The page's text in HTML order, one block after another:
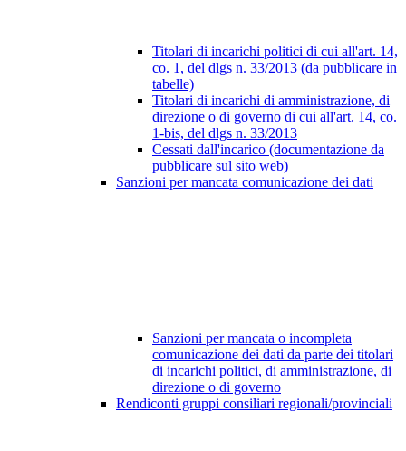
Titolari di incarichi politici di cui all'art. 14,
co. 1, del dlgs n. 33/2013 (da pubblicare in
tabelle)
Titolari di incarichi di amministrazione, di
direzione o di governo di cui all'art. 14, co.
1-bis, del dlgs n. 33/2013
Cessati dall'incarico (documentazione da
pubblicare sul sito web)
Sanzioni per mancata comunicazione dei dati
Sanzioni per mancata o incompleta
comunicazione dei dati da parte dei titolari
di incarichi politici, di amministrazione, di
direzione o di governo
Rendiconti gruppi consiliari regionali/provinciali